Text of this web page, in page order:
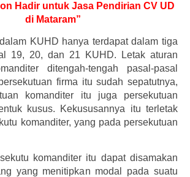
Hadir untuk Jasa Pendirian CV UD
di Mataram”
KUHD hanya terdapat dalam tiga
19, 20, dan 21 KUHD. Letak aturan
ditengah-tengah pasal-pasal
firma itu sudah sepatutnya,
komanditer itu juga persekutuan
kusus. Kekususannya itu terletak
komanditer, yang pada persekutuan
komanditer itu dapat disamakan
yang menitipkan modal pada suatu